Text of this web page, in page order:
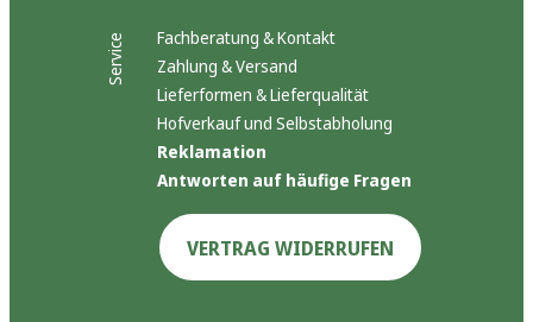
Service
Fachberatung & Kontakt
Zahlung & Versand
Lieferformen & Lieferqualität
Hofverkauf und Selbstabholung
Reklamation
Antworten auf häufige Fragen
VERTRAG WIDERRUFEN